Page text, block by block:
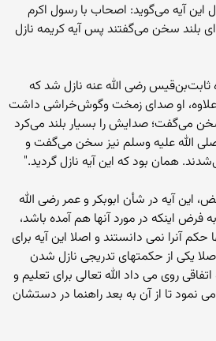
این‌ آیه‌ می‌گوید: اصحاب‌ با رسول‌ اکرم‌
‌بلند سخن‌ می‌گفتند پس‌ آیه‌ کریمه‌ نازل‌
‌ثابت‌بن‌قیس‌ رضی الله عنه نازل‌ شد که‌
او صدای‌ زمخت‌ وگوش‌خراشی‌ داشت‌
می‌گفت‌؛ صدایش‌ را بسیار بلند می‌کرد
الله علیه وسلم نیز سخن‌ می‌گفت‌ و
همان‌ بود که‌ این‌ آیه‌ نازل‌ گردید."
این آیه در شأن ابوبکر و عمر رضی الله
فرض اینکه در مورد آنها هم آمده باشد،
حکم آنرا نمی دانستند و اصلا این آیه برای
یکی از حکمتهای تدریجی نازل شدن
روی می داد الله تعالی برای تعلیم و
نمود تا از آن به بعد راهنما در دستشان